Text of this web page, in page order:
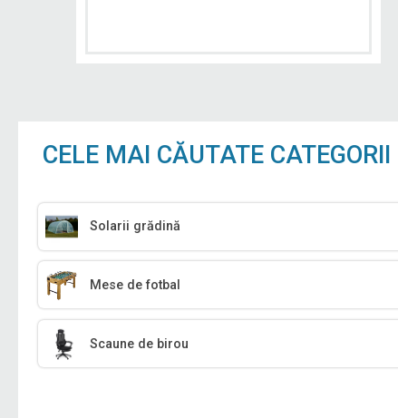
CELE MAI CĂUTATE CATEGORII
Solarii grădină
Mese de fotbal
Scaune de birou